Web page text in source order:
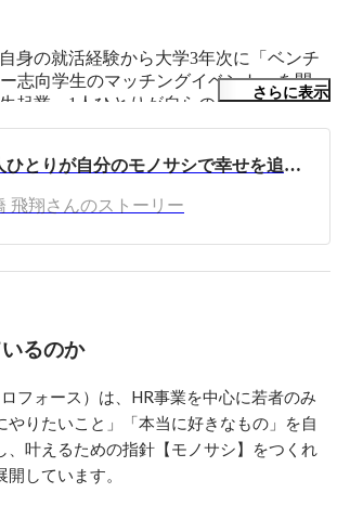
身の就活経験から大学3年次に「ベンチ
志向学生のマッチングイベント」を開
起業。1人ひとりが自らのモノサシで幸
会を目指しています。尊敬出来る仲間と
24時間365日、共に熱狂できる仲間を探
さらに表示
一人ひとりが自分のモノサシで幸せを追求できる社会をつくる。【Acroforce代表取締役CEO 高橋飛翔】
飛翔さんのストーリー
るのか
フォース）は、HR事業を中心に若者のみ
やりたいこと」「本当に好きなもの」を自
、叶えるための指針【モノサシ】をつくれ
しています。